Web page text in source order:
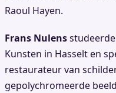
Raoul Hayen.
Frans Nulens
Kunsten in Hasselt en
restaurateur van
gepolychromeerde